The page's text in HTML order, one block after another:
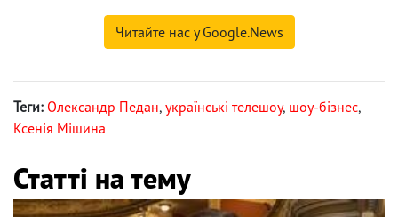
Читайте нас у Google.News
Теги: Олександр Педан, українські телешоу, шоу-бізнес,
Ксенія Мішина
Статті на тему